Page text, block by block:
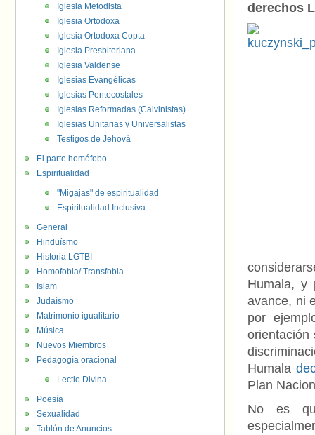
derechos
Humala, y
avance, ni
por
orientación
Humala
Plan
No es
Iglesia Metodista
Iglesia Ortodoxa
Iglesia Ortodoxa Copta
Iglesia Presbiteriana
Iglesia Valdense
Iglesias Evangélicas
Iglesias Pentecostales
Iglesias Reformadas (Calvinistas)
Iglesias Unitarias y Universalistas
Testigos de Jehová
El parte homófobo
Espiritualidad
"Migajas" de espiritualidad
Espiritualidad Inclusiva
General
Hinduísmo
Historia LGTBI
Homofobia/ Transfobia.
Islam
Judaísmo
Matrimonio igualitario
Música
Nuevos Miembros
Pedagogía oracional
Lectio Divina
Poesía
Sexualidad
Tablón de Anuncios